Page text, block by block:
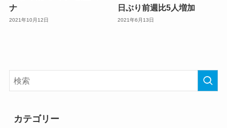
ナ
2021年10月12日
日ぶり前週比5人増加
2021年6月13日
カテゴリー